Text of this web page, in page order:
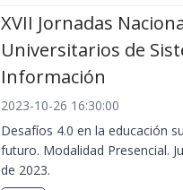
XVII Jornadas
Universitarios de
Información
2023-10-26 16:30:00
Desafíos 4.0 en la educación
futuro. Modalidad Presencial.
de 2023.